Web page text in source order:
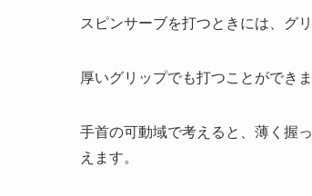
スピンサーブを打つときには、グ
厚いグリップでも打つことができ
手首の可動域で考えると、薄く握
えます。